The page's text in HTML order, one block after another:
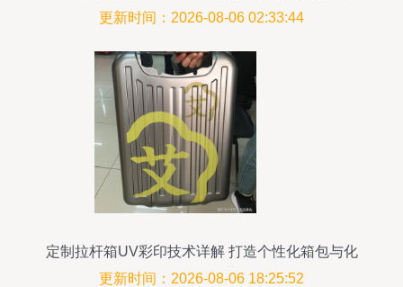
更新时间：2026-08-06 02:33:44
定制拉杆箱UV彩印技术详解 打造个性化箱包与化
妆品的炫彩世界
更新时间：2026-08-06 18:25:52